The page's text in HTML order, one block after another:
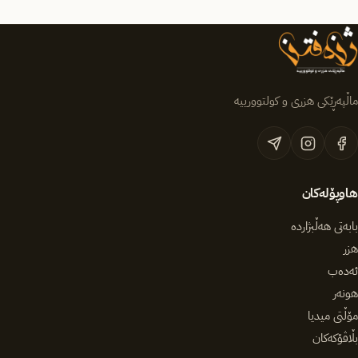
ماڵپەڕێکی هزری و کولتوورییە
هاوپۆلەکان
بابەتی هەڵبژاردە
هزر
ئەدەب
هونەر
مۆڵتی میدیا
بڵاڤۆکەکان